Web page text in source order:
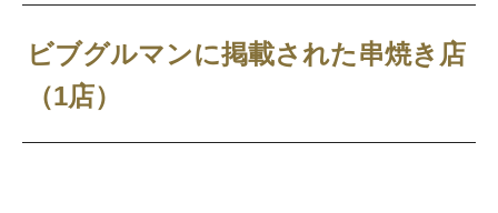
ビブグルマンに掲載された串焼き店
（1店）